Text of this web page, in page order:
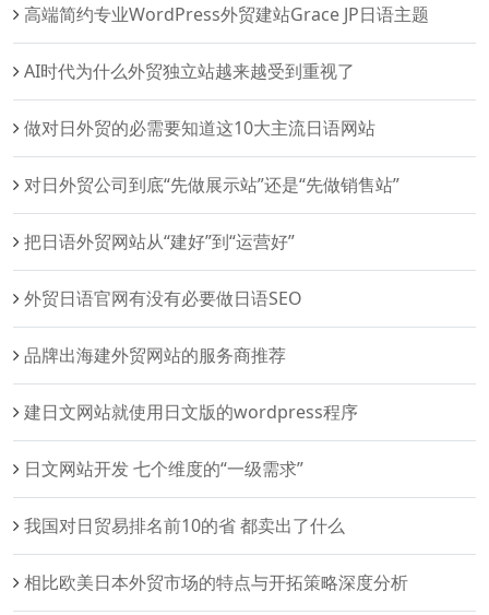
高端简约专业WordPress外贸建站Grace JP日语主题
AI时代为什么外贸独立站越来越受到重视了
做对日外贸的必需要知道这10大主流日语网站
对日外贸公司到底“先做展示站”还是“先做销售站”
把日语外贸网站从“建好”到“运营好”
外贸日语官网有没有必要做日语SEO
品牌出海建外贸网站的服务商推荐
建日文网站就使用日文版的wordpress程序
日文网站开发 七个维度的“一级需求”
我国对日贸易排名前10的省 都卖出了什么
相比欧美日本外贸市场的特点与开拓策略深度分析